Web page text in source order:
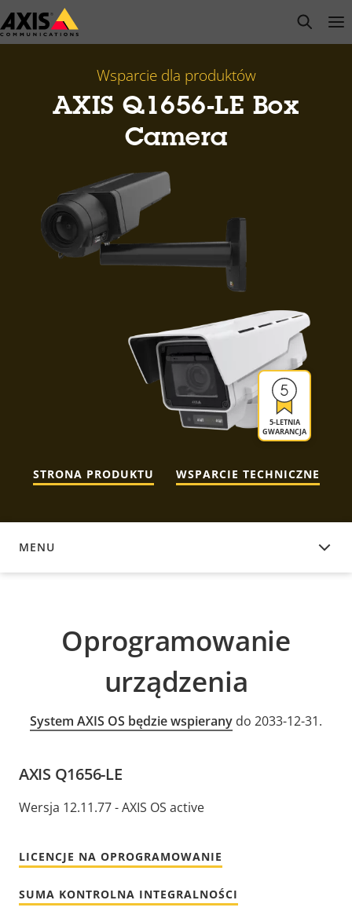
Przejdź
do
open
Wsparcie dla produktów
AXIS Q1656-LE Box
Camera
5-LETNIA
GWARANCJA
STRONA PRODUKTU WSPARCIE TECHNICZNE
MENU
OPROGRAMOWANIE URZĄDZENIA
Oprogramowanie
urządzenia
System AXIS OS będzie wspierany do 2033-12-31.
AXIS Q1656-LE
Wersja 12.11.77 - AXIS OS active
LICENCJE NA OPROGRAMOWANIE
SUMA KONTROLNA INTEGRALNOŚCI